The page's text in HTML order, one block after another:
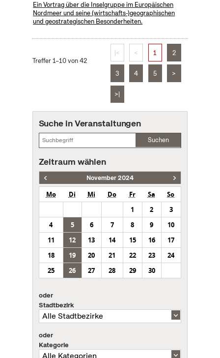
Ein Vortrag über die Inselgruppe im Europäischen
Nordmeer und seine (wirtschafts-)geographischen
und geostrategischen Besonderheiten.
Treffer 1–10 von 42
|< < 1 2
3 4 5 >
>|
Suche in Veranstaltungen
Suchen
Zeitraum wählen
November 2024
Mo Di Mi Do Fr Sa
So
1
2
3
4
5 6 7 8 9
10
11
12 13 14 15 16
17
18
19 20 21 22 23
24
25
26 27 28 29 30
oder
Stadtbezirk
oder
Kategorie